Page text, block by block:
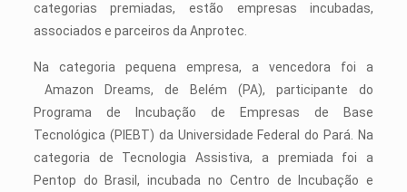
categorias premiadas, estão empresas incubadas,
associados e parceiros da Anprotec.
Na categoria pequena empresa, a vencedora foi a
Amazon Dreams, de Belém (PA), participante do
Programa de Incubação de Empresas de Base
Tecnológica (PIEBT) da Universidade Federal do Pará. Na
categoria de Tecnologia Assistiva, a premiada foi a
Pentop do Brasil, incubada no Centro de Incubação e